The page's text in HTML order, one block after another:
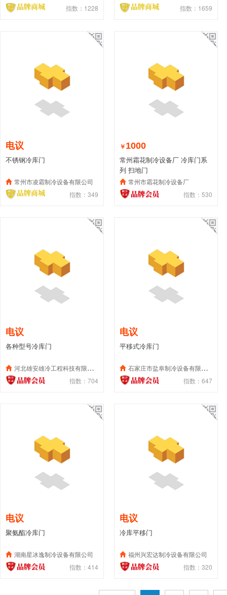
指数：1228
指数：1659
电议
不锈钢冷库门
常州市凌霜制冷设备有限公司
指数：349
￥ 1000
常州霜花制冷设备厂 冷库门系
列 扫地门
常州市霜花制冷设备厂
指数：530
电议
各种型号冷库门
河北雄安雄冷工程科技有限公司
指数：704
电议
平移式冷库门
石家庄市盐阜制冷设备有限公司
指数：647
电议
聚氨酯冷库门
湖南星冰逸制冷设备有限公司
指数：414
电议
冷库平移门
福州兴宏达制冷设备有限公司
指数：320